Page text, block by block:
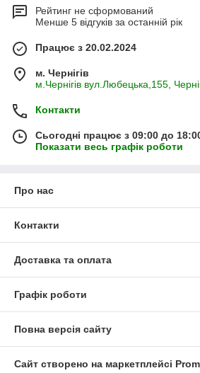
Рейтинг не сформований
Менше 5 відгуків за останній рік
Працює з 20.02.2024
м. Чернігів
м.Чернігів вул.Любецька,155,
Контакти
Сьогодні працює з 09:00 до
Показати весь графік роботи
Про нас
Контакти
Доставка та оплата
Графік роботи
Повна версія сайту
Сайт створено на маркетплейсі